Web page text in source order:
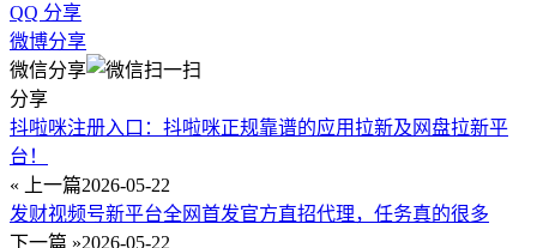
QQ 分享
微博分享
微信分享
分享
抖啦咪注册入口：抖啦咪正规靠谱的应用拉新及网盘拉新平
台！
« 上一篇2026-05-22
发财视频号新平台全网首发官方直招代理，任务真的很多
下一篇 »2026-05-22